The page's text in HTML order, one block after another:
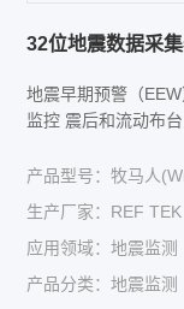
32位地震数据采
地震早期预警（
监控 震后和流动布
产品型号：牧马人
生产厂家：REF TEK
应用领域：地震监测
产品分类：地震监测